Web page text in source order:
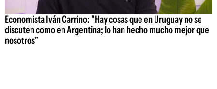
Economista Iván Carrino: "Hay cosas que en Uruguay no se
discuten como en Argentina; lo han hecho mucho mejor que
nosotros"